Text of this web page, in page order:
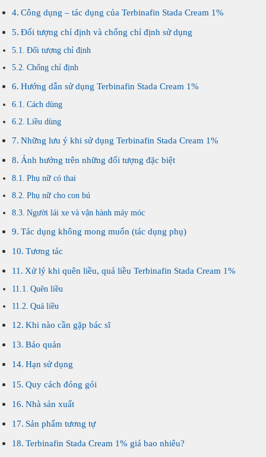
Công dụng – tác dụng của Terbinafin Stada Cream 1%
Đối tượng chỉ định và chống chỉ định sử dụng
Đối tượng chỉ định
Chống chỉ định
Hướng dẫn sử dụng Terbinafin Stada Cream 1%
Cách dùng
Liều dùng
Những lưu ý khi sử dụng Terbinafin Stada Cream 1%
Ảnh hưởng trên những đối tượng đặc biệt
Phụ nữ có thai
Phụ nữ cho con bú
Người lái xe và vận hành máy móc
Tác dụng không mong muốn (tác dụng phụ)
Tương tác
Xử lý khi quên liều, quá liều Terbinafin Stada Cream 1%
Quên liều
Quá liều
Khi nào cần gặp bác sĩ
Bảo quản
Hạn sử dụng
Quy cách đóng gói
Nhà sản xuất
Sản phẩm tương tự
Terbinafin Stada Cream 1% giá bao nhiêu?